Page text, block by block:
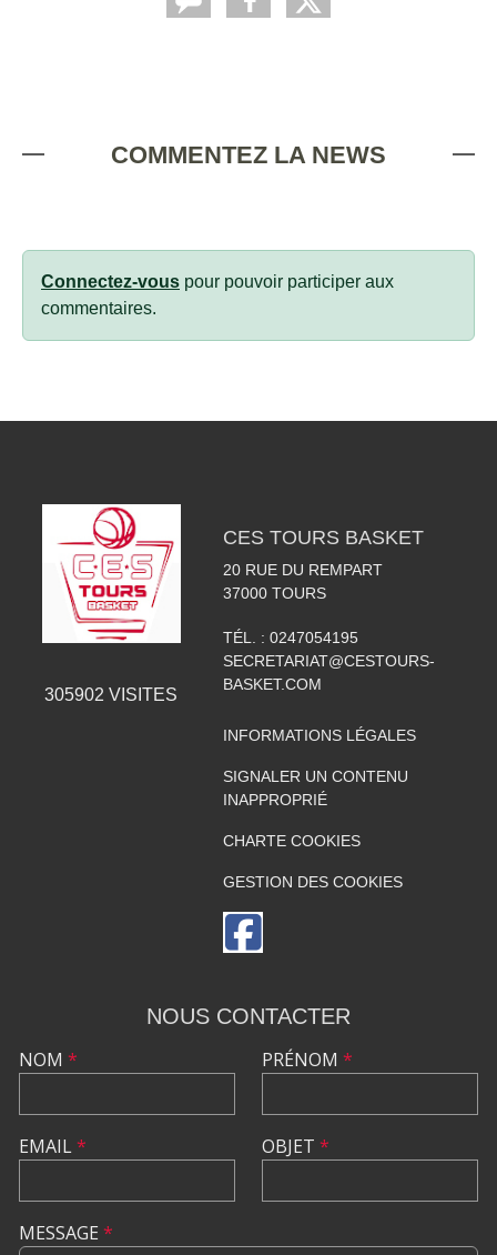
COMMENTEZ LA NEWS
Connectez-vous pour pouvoir participer aux
commentaires.
305902 VISITES
CES TOURS BASKET
20 RUE DU REMPART
37000 TOURS
TÉL. : 0247054195
SECRETARIAT@CESTOURS-
BASKET.COM
INFORMATIONS LÉGALES
SIGNALER UN CONTENU
INAPPROPRIÉ
CHARTE COOKIES
GESTION DES COOKIES
NOUS CONTACTER
NOM *
EMAIL*
PRÉNOM *
OBJET *
MESSAGE *